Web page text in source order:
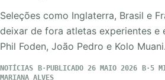
Seleções como Inglaterra, Brasil e
deixar de fora atletas experientes e
Phil Foden, João Pedro e Kolo Muani.
NOTÍCIAS PUBLICADO 26 MAIO 2026
5
MARIANA ALVES